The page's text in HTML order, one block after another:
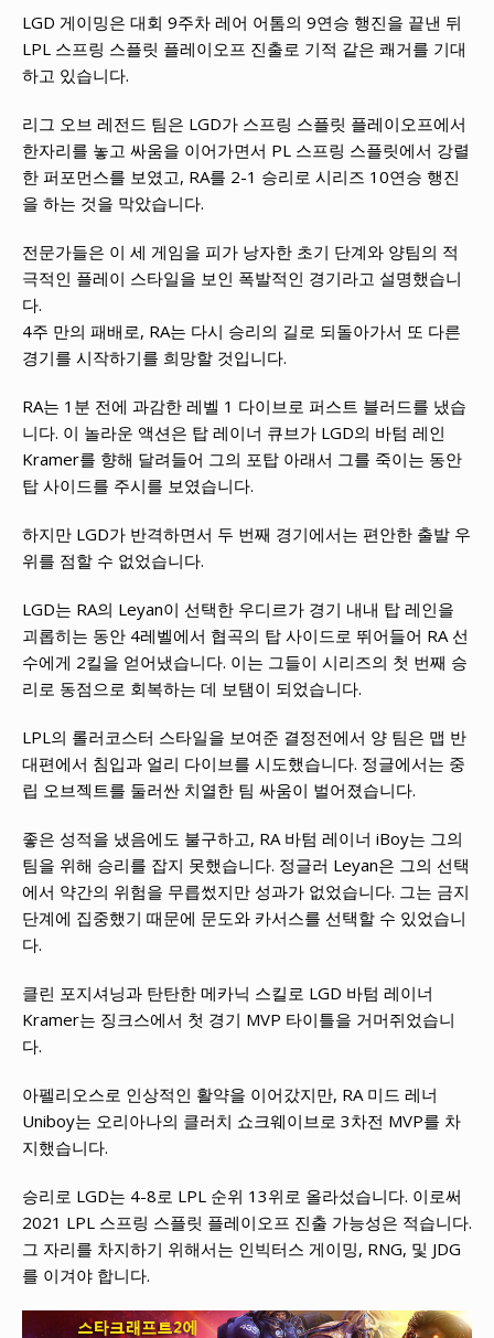
LGD 게이밍은 대회 9주차 레어 어톰의 9연승 행진을 끝낸 뒤
LPL 스프링 스플릿 플레이오프 진출로 기적 같은 쾌거를 기대
하고 있습니다.
리그 오브 레전드 팀은 LGD가 스프링 스플릿 플레이오프에서
한자리를 놓고 싸움을 이어가면서 PL 스프링 스플릿에서 강렬
한 퍼포먼스를 보였고, RA를 2-1 승리로 시리즈 10연승 행진
을 하는 것을 막았습니다.
전문가들은 이 세 게임을 피가 낭자한 초기 단계와 양팀의 적
극적인 플레이 스타일을 보인 폭발적인 경기라고 설명했습니
다.
4주 만의 패배로, RA는 다시 승리의 길로 되돌아가서 또 다른
경기를 시작하기를 희망할 것입니다.
RA는 1분 전에 과감한 레벨 1 다이브로 퍼스트 블러드를 냈습
니다. 이 놀라운 액션은 탑 레이너 큐브가 LGD의 바텀 레인
Kramer를 향해 달려들어 그의 포탑 아래서 그를 죽이는 동안
탑 사이드를 주시를 보였습니다.
하지만 LGD가 반격하면서 두 번째 경기에서는 편안한 출발 우
위를 점할 수 없었습니다.
LGD는 RA의 Leyan이 선택한 우디르가 경기 내내 탑 레인을
괴롭히는 동안 4레벨에서 협곡의 탑 사이드로 뛰어들어 RA 선
수에게 2킬을 얻어냈습니다. 이는 그들이 시리즈의 첫 번째 승
리로 동점으로 회복하는 데 보탬이 되었습니다.
LPL의 롤러코스터 스타일을 보여준 결정전에서 양 팀은 맵 반
대편에서 침입과 얼리 다이브를 시도했습니다. 정글에서는 중
립 오브젝트를 둘러싼 치열한 팀 싸움이 벌어졌습니다.
좋은 성적을 냈음에도 불구하고, RA 바텀 레이너 iBoy는 그의
팀을 위해 승리를 잡지 못했습니다. 정글러 Leyan은 그의 선택
에서 약간의 위험을 무릅썼지만 성과가 없었습니다. 그는 금지
단계에 집중했기 때문에 문도와 카서스를 선택할 수 있었습니
다.
클린 포지셔닝과 탄탄한 메카닉 스킬로 LGD 바텀 레이너
Kramer는 징크스에서 첫 경기 MVP 타이틀을 거머쥐었습니
다.
아펠리오스로 인상적인 활약을 이어갔지만, RA 미드 레너
Uniboy는 오리아나의 클러치 쇼크웨이브로 3차전 MVP를 차
지했습니다.
승리로 LGD는 4-8로 LPL 순위 13위로 올라섰습니다. 이로써
2021 LPL 스프링 스플릿 플레이오프 진출 가능성은 적습니다.
그 자리를 차지하기 위해서는 인빅터스 게이밍, RNG, 및 JDG
를 이겨야 합니다.